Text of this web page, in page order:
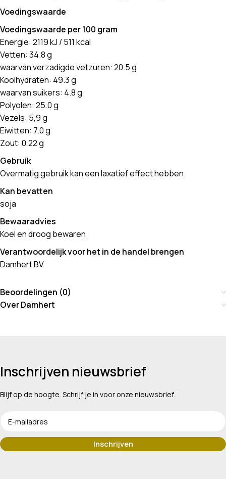
Voedingswaarde
Voedingswaarde per 100 gram
Energie: 2119 kJ / 511 kcal
Vetten: 34.8 g
waarvan verzadigde vetzuren: 20.5 g
Koolhydraten: 49.3 g
waarvan suikers: 4.8 g
Polyolen: 25.0 g
Vezels: 5,9 g
Eiwitten: 7.0 g
Zout: 0,22 g
Gebruik
Overmatig gebruik kan een laxatief effect hebben.
Kan bevatten
soja
Bewaaradvies
Koel en droog bewaren
Verantwoordelijk voor het in de handel brengen
Damhert BV
Beoordelingen (0)
Over Damhert
Inschrijven nieuwsbrief
Blijf op de hoogte. Schrijf je in voor onze nieuwsbrief.